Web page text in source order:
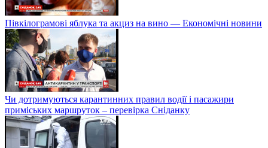
Півкілограмові яблука та акциз на вино — Економічні новини
Чи дотримуються карантинних правил водії і пасажири
приміських маршруток – перевірка Сніданку